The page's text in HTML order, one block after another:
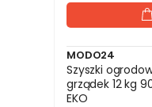
MODO24
Szyszki
grządek 12 kg
EKO